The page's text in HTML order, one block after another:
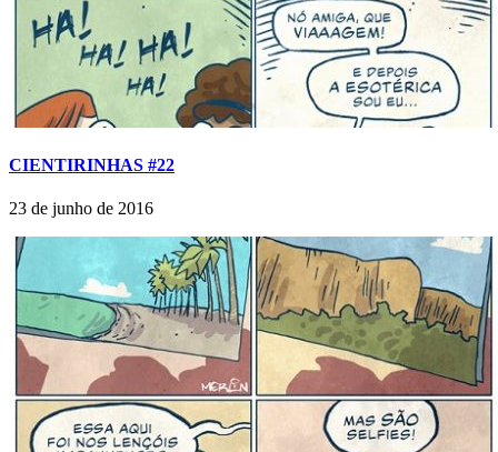
CIENTIRINHAS #22
23 de junho de 2016